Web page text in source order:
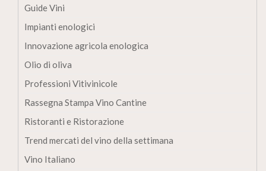
Guide Vini
Impianti enologici
Innovazione agricola enologica
Olio di oliva
Professioni Vitivinicole
Rassegna Stampa Vino Cantine
Ristoranti e Ristorazione
Trend mercati del vino della settimana
Vino Italiano